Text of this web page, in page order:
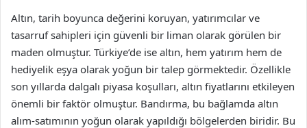
Altın, tarih boyunca değerini koruyan, yatırımcılar ve
tasarruf sahipleri için güvenli bir liman olarak görülen bir
maden olmuştur. Türkiye’de ise altın, hem yatırım hem de
hediyelik eşya olarak yoğun bir talep görmektedir. Özellikle
son yıllarda dalgalı piyasa koşulları, altın fiyatlarını etkileyen
önemli bir faktör olmuştur. Bandırma, bu bağlamda altın
alım-satımının yoğun olarak yapıldığı bölgelerden biridir. Bu